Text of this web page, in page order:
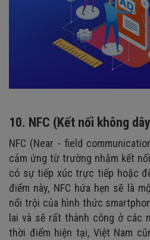
10. NFC (Kết nối không
NFC (Near - field
cảm ứng từ trường nhằm kết
có sự tiếp xúc trực tiếp hoặc
điểm này, NFC hứa hẹn sẽ là
nổi trội của hình thức
lai và sẽ rất thành công ở các
thời điểm hiện tại, Việt Nam